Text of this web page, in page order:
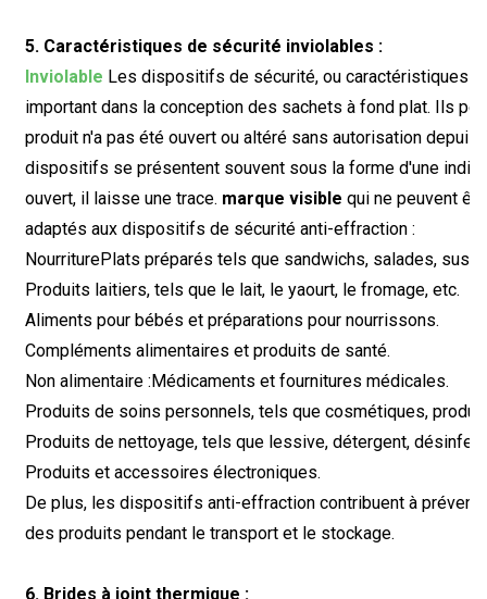
5. Caractéristiques de sécurité inviolables :
Inviolable Les dispositifs de sécurité, ou caractéristiques
important dans la conception des sachets à fond plat. Ils
produit n'a pas été ouvert ou altéré sans autorisation
dispositifs se présentent souvent sous la forme d'une
ouvert, il laisse une trace. marque visible qui ne peuvent
adaptés aux dispositifs de sécurité anti-effraction :
NourriturePlats préparés tels que sandwichs, salades,
Produits laitiers, tels que le lait, le yaourt, le fromage, etc.
Aliments pour bébés et préparations pour nourrissons.
Compléments alimentaires et produits de santé.
Non alimentaire : Médicaments et fournitures médicales.
Produits de soins personnels, tels que cosmétiques,
Produits de nettoyage, tels que lessive, détergent,
Produits et accessoires électroniques.
De plus, les dispositifs anti-effraction contribuent à
des produits pendant le transport et le stockage.
6. Brides à joint thermique :